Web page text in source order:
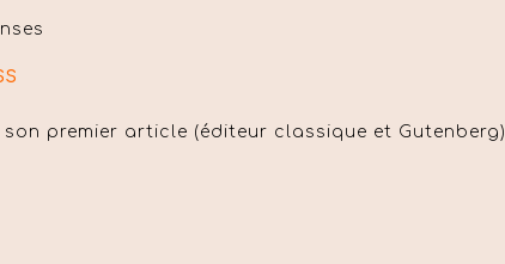
son premier article (éditeur classique et Gutenberg)